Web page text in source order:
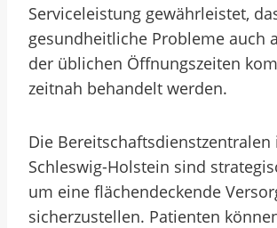
Serviceleistung gewährleistet,
gesundheitliche Probleme auch
der üblichen Öffnungszeiten
zeitnah behandelt werden.
Die Bereitschaftsdienstzentralen
Schleswig-Holstein sind
um eine flächendeckende
sicherzustellen. Patienten